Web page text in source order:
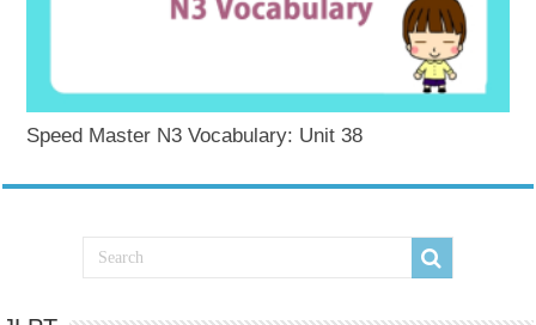
Speed Master N3 Vocabulary: Unit 38